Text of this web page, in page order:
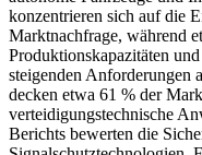
konzentrieren sich auf die
Marktnachfrage, während
Produktionskapazitäten
steigenden Anforderungen
decken etwa 61 % der
verteidigungstechnische
Berichts bewerten die